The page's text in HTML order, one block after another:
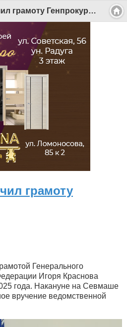
"Севмаш" получил грамоту Генпрокурора - Беломорканал Северодвинск tv29.ru
грамоту
Генерального
Игоря Краснова
года. Накануне на Севмаше
вручение ведомственной